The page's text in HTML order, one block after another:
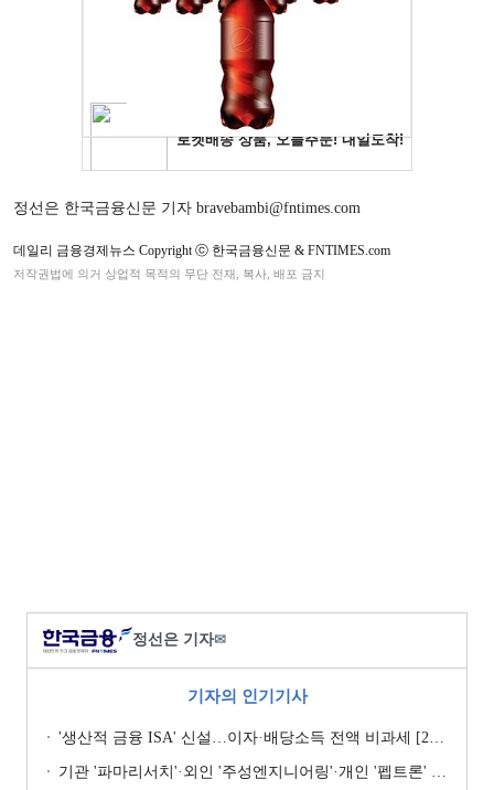
정선은 한국금융신문 기자 bravebambi@fntimes.com
데일리 금융경제뉴스 Copyright ⓒ 한국금융신문 & FNTIMES.com
저작권법에 의거 상업적 목적의 무단 전재, 복사, 배포 금지
정선은 기자✉
기자의 인기기사
'생산적 금융 ISA' 신설…이자·배당소득 전액 비과세 [2026 세제개편안]
기관 '파마리서치'·외인 '주성엔지니어링'·개인 '펩트론' 1위 [주간 코스닥 순매수- 2026년 7월27일~7월31일]